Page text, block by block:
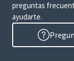
preguntas
ayudarte.